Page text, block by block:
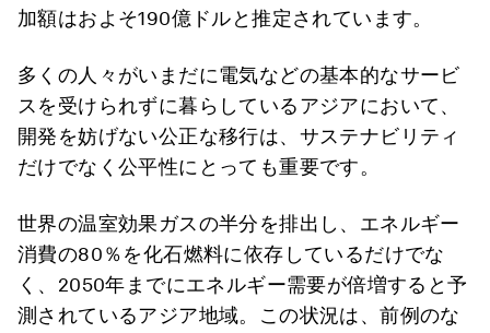
加額はおよそ190億ドルと推定されています。
多くの人々がいまだに電気などの基本的なサービ
スを受けられずに暮らしているアジアにおいて、
開発を妨げない公正な移行は、サステナビリティ
だけでなく公平性にとっても重要です。
世界の温室効果ガスの半分を排出し、エネルギー
消費の80％を化石燃料に依存しているだけでな
く、2050年までにエネルギー需要が倍増すると予
測されているアジア地域。この状況は、前例のな